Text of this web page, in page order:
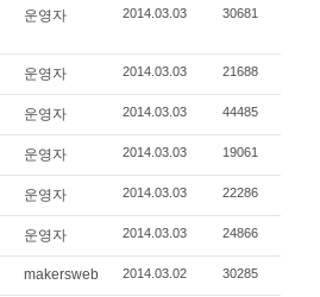
운영자 2014.03.03 30681
운영자 2014.03.03 21688
운영자 2014.03.03 44485
운영자 2014.03.03 19061
운영자 2014.03.03 22286
운영자 2014.03.03 24866
makersweb 2014.03.02 30285